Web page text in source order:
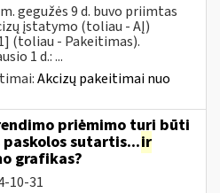
gegužės 9 d. buvo priimtas
įstatymo (toliau - AĮ)
(toliau - Pakeitimas).
1 d.: ...
Akcizų pakeitimai nuo
priėmimo turi būti
sutartis...ir
grafikas?
10-31